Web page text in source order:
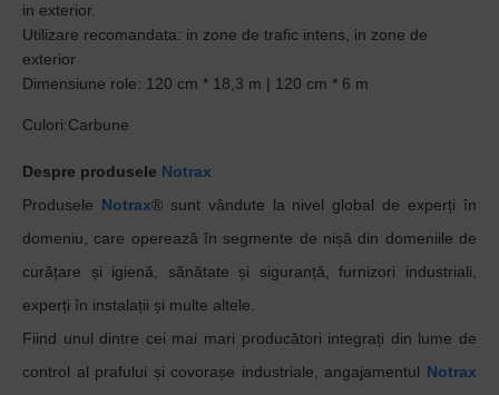
in exterior.
Utilizare recomandata: in zone de trafic intens, in zone de
exterior
Dimensiune role: 120 cm * 18,3 m | 120 cm * 6 m
Culori:Carbune
Despre produsele Notrax
Produsele Notrax® sunt vândute la nivel global de experți în
domeniu, care operează în segmente de nișă din domeniile de
curățare și igienă, sănătate și siguranță, furnizori industriali,
experți în instalații și multe altele.
Fiind unul dintre cei mai mari producători integrați din lume de
control al prafului și covorașe industriale, angajamentul Notrax